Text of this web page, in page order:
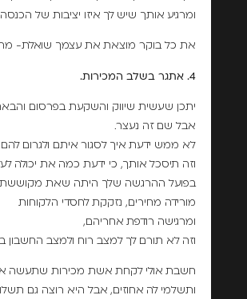
ומרגיע אותך שיש לך איזו יציבות של
את כל בוקר מוצאת את עצמך שואלת- מה
4. אתגר בשלב המכירות.
יתכן שעשית שיווק והשקעת בפרסום והבאת
אבל שם זה נעצר.
לא ממש ידעת איך לסגור איתם ולגרום
וזה תיסכל אותך, כי ידעת כמה את יכולה
בפועל ההרגשה שלך היתה שאת מקוששת
מורידה מחירים, נזקקת לחסדי הלקוחות
ומרגישה רודפת אחריהם,
וזה לא תורם לך למצב רוח ולמצב החשבון
חשבת אולי לקחת אשת מכירות שתעשה
ותשלמי לה אחוזים, אבל היא רוצה גם